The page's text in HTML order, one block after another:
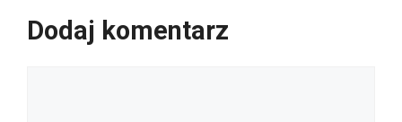
Dodaj komentarz